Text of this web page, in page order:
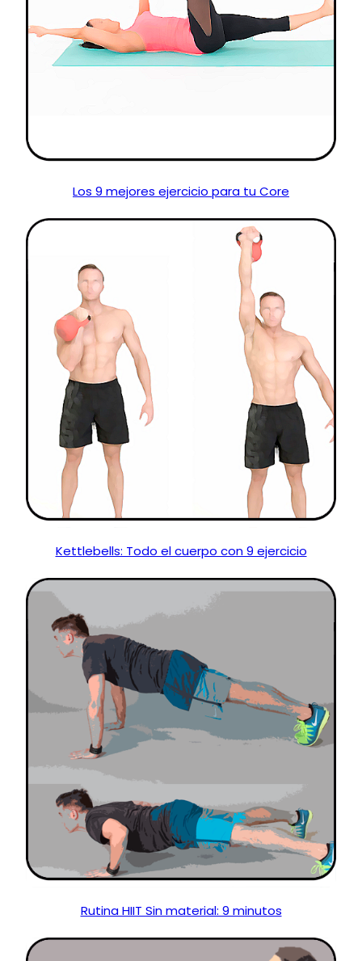
Los 9 mejores ejercicio para tu Core
Kettlebells: Todo el cuerpo con 9 ejercicio
Rutina HIIT Sin material: 9 minutos